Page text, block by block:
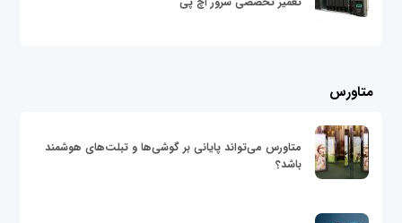
متاورس
متاورس می‌تواند پایانی بر گوشی‌ها و تبلت‌های هوشمند
باشد؟